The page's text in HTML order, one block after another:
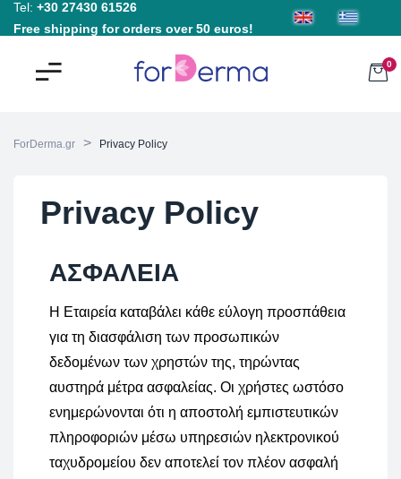
Tel: +30 27430 61526
Free shipping for orders over 50 euros!
0
ForDerma.gr > Privacy Policy
Privacy Policy
ΑΣΦΑΛΕΙΑ
Η Εταιρεία καταβάλει κάθε εύλογη προσπάθεια
για τη διασφάλιση των προσωπικών
δεδομένων των χρηστών της, τηρώντας
αυστηρά μέτρα ασφαλείας. Οι χρήστες ωστόσο
ενημερώνονται ότι η αποστολή εμπιστευτικών
πληροφοριών μέσω υπηρεσιών ηλεκτρονικού
ταχυδρομείου δεν αποτελεί τον πλέον ασφαλή